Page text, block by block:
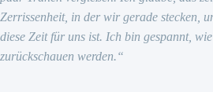
Zerrissenheit, in der wir gerade stecken,
diese Zeit für uns ist. Ich bin gespannt,
zurückschauen werden.“